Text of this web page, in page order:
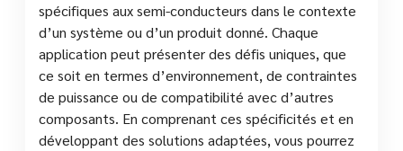
spécifiques aux semi-conducteurs dans le contexte
d’un système ou d’un produit donné. Chaque
application peut présenter des défis uniques, que
ce soit en termes d’environnement, de contraintes
de puissance ou de compatibilité avec d’autres
composants. En comprenant ces spécificités et en
développant des solutions adaptées, vous pourrez